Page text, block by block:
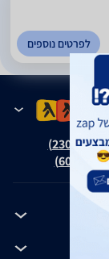
לפרטים נוספים